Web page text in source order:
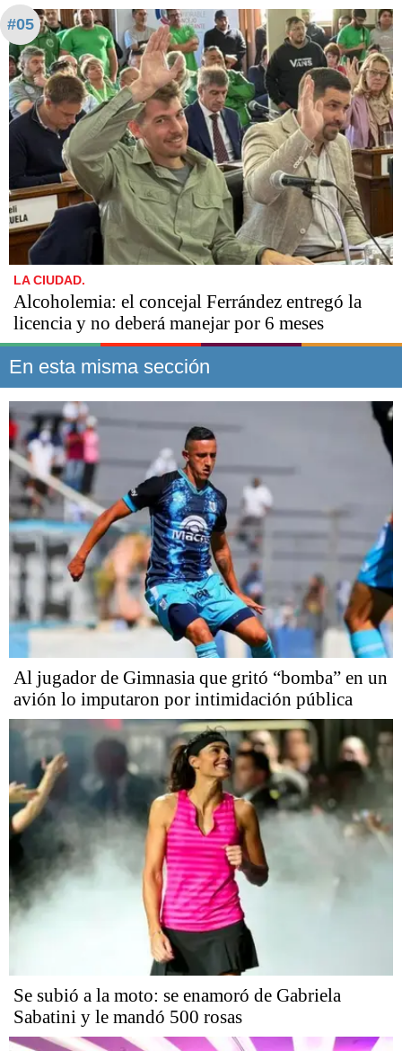
#05
LA CIUDAD.
Alcoholemia: el concejal Ferrández entregó la
licencia y no deberá manejar por 6 meses
En esta misma sección
Al jugador de Gimnasia que gritó “bomba” en un
avión lo imputaron por intimidación pública
Se subió a la moto: se enamoró de Gabriela
Sabatini y le mandó 500 rosas